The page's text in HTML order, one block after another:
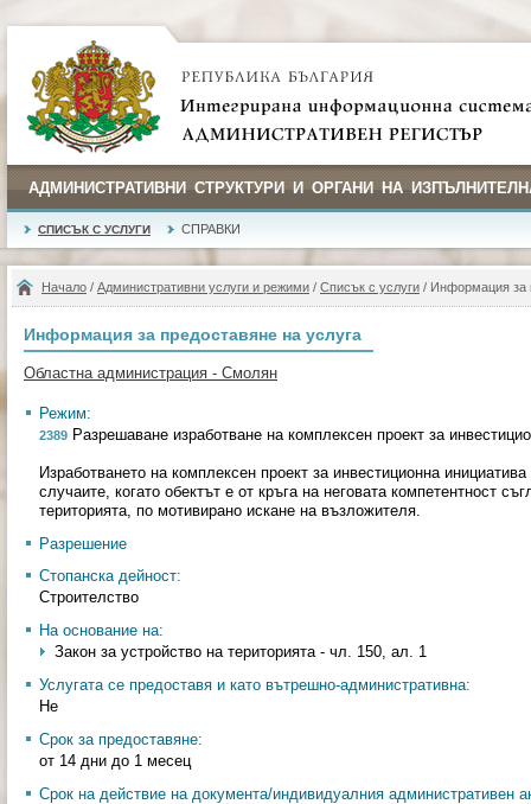
АДМИНИСТРАТИВНИ СТРУКТУРИ И ОРГАНИ НА
СПИСЪК С УСЛУГИ СПРАВКИ
Начало / Административни услуги и режими / Списък с услуги / Информация за
Информация за предоставяне на услуга
Областна администрация - Смолян
Режим:
2389 Разрешаване изработване на комплексен проект за
Изработването на комплексен проект за инвестиционна
случаите, когато обектът е от кръга на неговата компетентност
територията, по мотивирано искане на възложителя.
Разрешение
Стопанска дейност:
Строителство
На основание на:
Закон за устройство на територията - чл. 150, ал. 1
Услугата се предоставя и като вътрешно-административна:
Не
Срок за предоставяне:
от 14 дни до 1 месец
Срок на действие на документа/индивидуалния административен